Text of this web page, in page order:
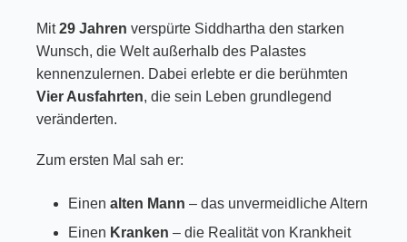
Mit29 Jahren verspürte Siddhartha den starken
Wunsch, die Welt außerhalb des Palastes
kennenzulernen. Dabei erlebte er die berühmten
Vier Ausfahrten, die sein Leben grundlegend
veränderten.
Zum ersten Mal sah er:
Einen alten Mann – das unvermeidliche Altern
Einen Kranken – die Realität von Krankheit